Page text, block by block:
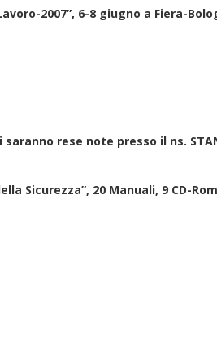
2007”, 6-8 giugno a Fiera-
rese note presso il ns.
Sicurezza”, 20 Manuali, 9 CD-